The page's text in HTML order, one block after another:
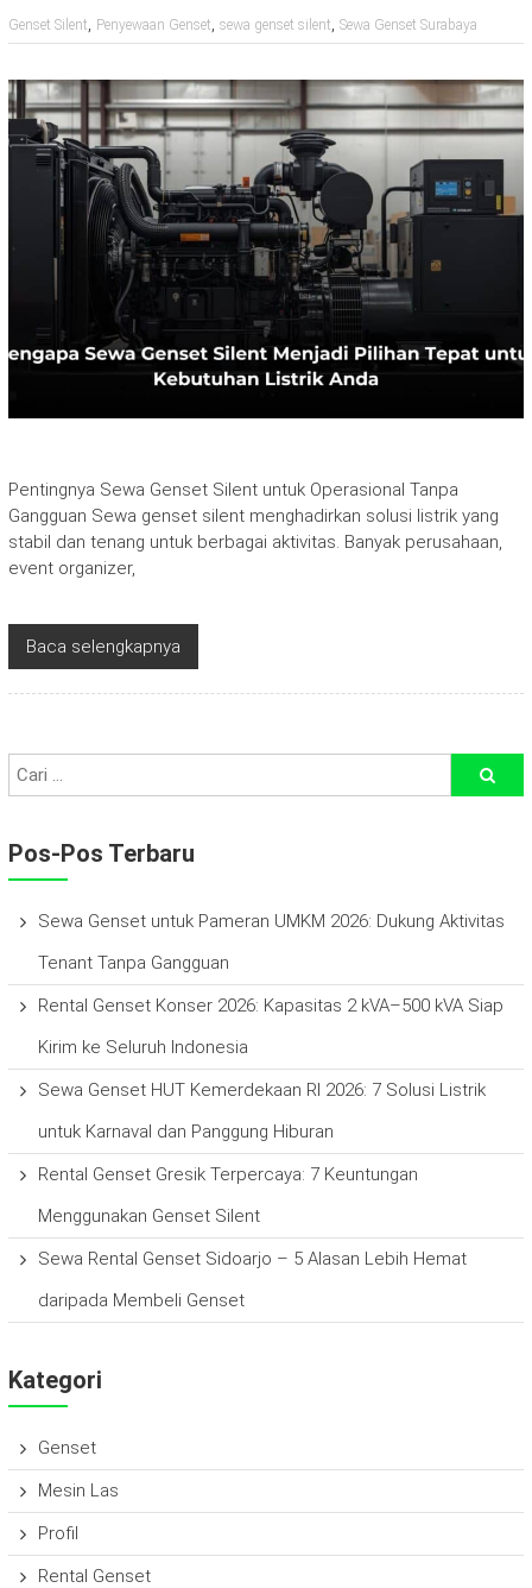
Genset Silent, Penyewaan Genset, sewa genset silent, Sewa Genset Surabaya
Pentingnya Sewa Genset Silent untuk Operasional Tanpa
Gangguan Sewa genset silent menghadirkan solusi listrik yang
stabil dan tenang untuk berbagai aktivitas. Banyak perusahaan,
event organizer,
Baca selengkapnya
Pos-Pos Terbaru
Sewa Genset untuk Pameran UMKM 2026: Dukung Aktivitas
Tenant Tanpa Gangguan
Rental Genset Konser 2026: Kapasitas 2 kVA–500 kVA Siap
Kirim ke Seluruh Indonesia
Sewa Genset HUT Kemerdekaan RI 2026: 7 Solusi Listrik
untuk Karnaval dan Panggung Hiburan
Rental Genset Gresik Terpercaya: 7 Keuntungan
Menggunakan Genset Silent
Sewa Rental Genset Sidoarjo – 5 Alasan Lebih Hemat
daripada Membeli Genset
Kategori
Genset
Mesin Las
Profil
Rental Genset